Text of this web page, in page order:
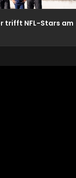
trifft NFL-Stars am